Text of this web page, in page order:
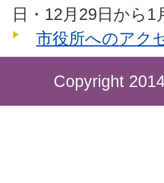
日・12月29日から
市役所へのアク
Copyright